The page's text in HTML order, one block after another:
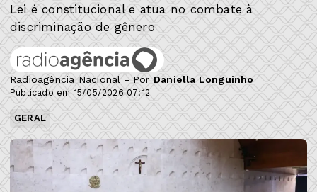
Lei é constitucional e atua no combate à
discriminação de gênero
Radioagência Nacional - PorDaniella Longuinho
Publicado em 15/05/2026 07:12
GERAL